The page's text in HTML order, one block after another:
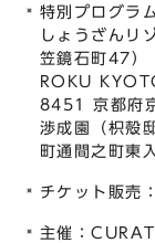
特別プログラ
しょうざんリ
笠鏡⽯町47）
ROKU
8451 京都府
渉成園（枳殻
町通間之町東
チケット販売
主催：